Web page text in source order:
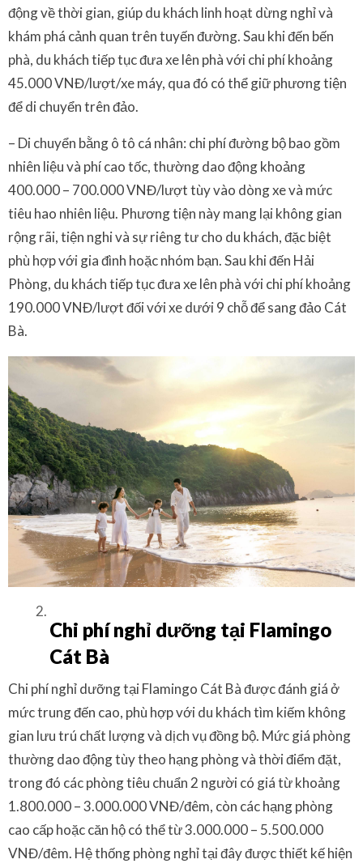
động về thời gian, giúp du khách linh hoạt dừng nghỉ và
khám phá cảnh quan trên tuyến đường. Sau khi đến bến
phà, du khách tiếp tục đưa xe lên phà với chi phí khoảng
45.000 VNĐ/lượt/xe máy, qua đó có thể giữ phương tiện
để di chuyển trên đảo.
– Di chuyển bằng ô tô cá nhân: chi phí đường bộ bao gồm
nhiên liệu và phí cao tốc, thường dao động khoảng
400.000 – 700.000 VNĐ/lượt tùy vào dòng xe và mức
tiêu hao nhiên liệu. Phương tiện này mang lại không gian
rộng rãi, tiện nghi và sự riêng tư cho du khách, đặc biệt
phù hợp với gia đình hoặc nhóm bạn. Sau khi đến Hải
Phòng, du khách tiếp tục đưa xe lên phà với chi phí khoảng
190.000 VNĐ/lượt đối với xe dưới 9 chỗ để sang đảo Cát
Bà.
Chi phí nghỉ dưỡng tại Flamingo
Cát Bà
Chi phí nghỉ dưỡng tại Flamingo Cát Bà được đánh giá ở
mức trung đến cao, phù hợp với du khách tìm kiếm không
gian lưu trú chất lượng và dịch vụ đồng bộ. Mức giá phòng
thường dao động tùy theo hạng phòng và thời điểm đặt,
trong đó các phòng tiêu chuẩn 2 người có giá từ khoảng
1.800.000 – 3.000.000 VNĐ/đêm, còn các hạng phòng
cao cấp hoặc căn hộ có thể từ 3.000.000 – 5.500.000
VNĐ/đêm. Hệ thống phòng nghỉ tại đây được thiết kế hiện